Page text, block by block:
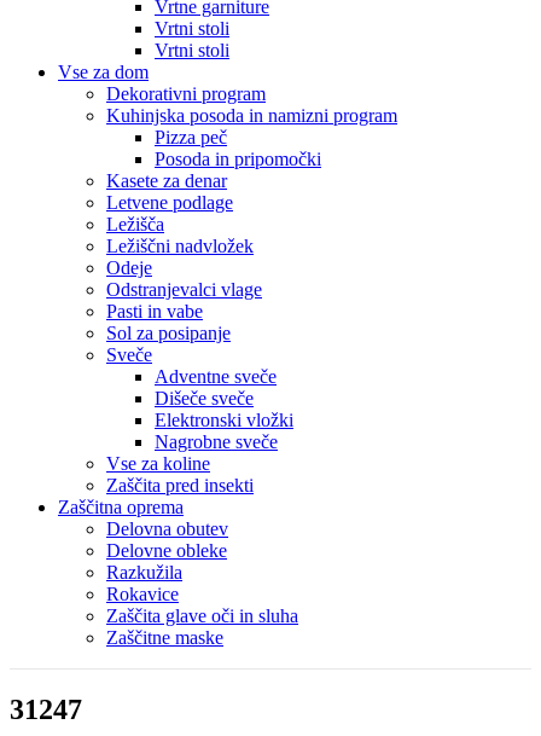
Vrtne garniture
Vrtni stoli
Vrtni stoli
Vse za dom
Dekorativni program
Kuhinjska posoda in namizni program
Pizza peč
Posoda in pripomočki
Kasete za denar
Letvene podlage
Ležišča
Ležiščni nadvložek
Odeje
Odstranjevalci vlage
Pasti in vabe
Sol za posipanje
Sveče
Adventne sveče
Dišeče sveče
Elektronski vložki
Nagrobne sveče
Vse za koline
Zaščita pred insekti
Zaščitna oprema
Delovna obutev
Delovne obleke
Razkužila
Rokavice
Zaščita glave oči in sluha
Zaščitne maske
31247